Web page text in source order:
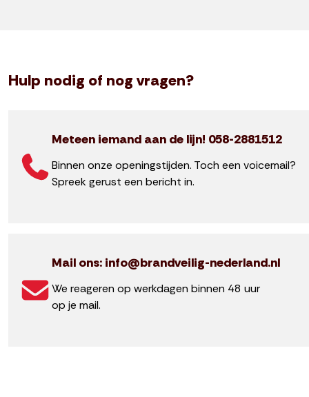
Hulp nodig of nog vragen?
Meteen iemand aan de lijn! 058-2881512
Binnen onze openingstijden. Toch een voicemail?
Spreek gerust een bericht in.
Mail ons: info@brandveilig-nederland.nl
We reageren op werkdagen binnen 48 uur
op je mail.